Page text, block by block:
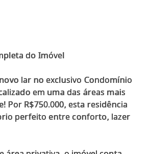
do Imóvel
lar no exclusivo Condomínio
em uma das áreas mais
Por R$750.000, esta residência
perfeito entre conforto, lazer